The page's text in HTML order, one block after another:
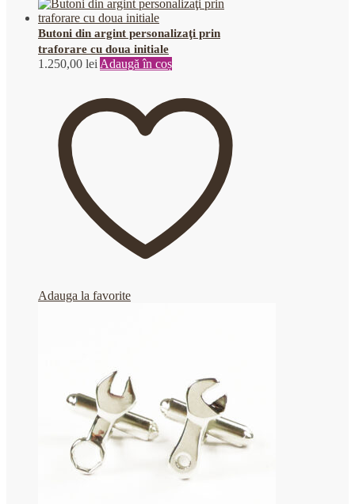
Butoni din argint personalizaţi prin
traforare cu doua initiale
1.250,00 lei Adaugă în coș
Adauga la favorite